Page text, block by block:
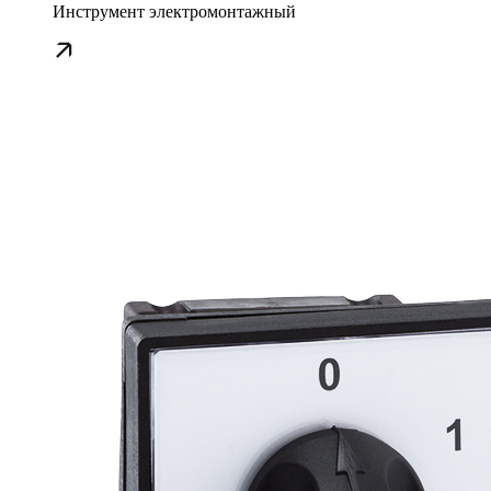
Инструмент электромонтажный